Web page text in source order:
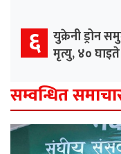
६ युक्रेनी ड्रोन
मृत्यु, ४० घाइते
सम्वन्धित